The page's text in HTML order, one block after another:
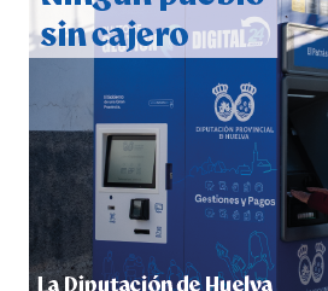
hace 3 días·Huelvatv
5º DÍA DE LAS FIESTAS